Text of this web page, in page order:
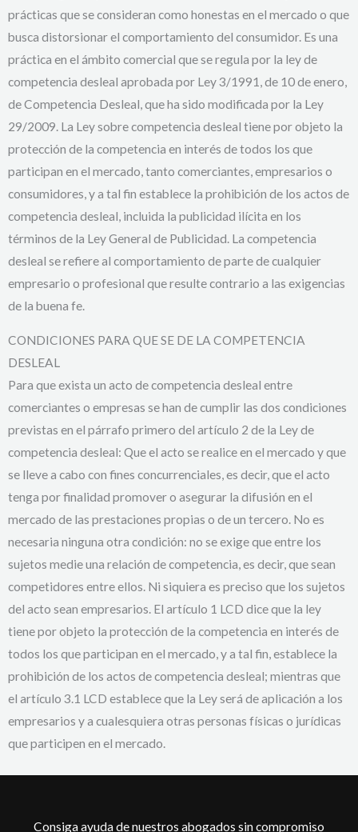
prácticas que se consideran como honestas en el mercado o que
busca distorsionar el comportamiento del consumidor. Es una
práctica en el ámbito comercial que se regula por la ley de
competencia desleal aprobada por Ley 3/1991, de 10 de enero,
de Competencia Desleal, que ha sido modificada por la Ley
29/2009. La Ley sobre competencia desleal tiene por objeto la
protección de la competencia en interés de todos los que
participan en el mercado, tanto comerciantes, empresarios o
consumidores, y a tal fin establece la prohibición de los actos de
competencia desleal, incluida la publicidad ilícita en los
términos de la Ley General de Publicidad. La competencia
desleal se refiere al comportamiento de parte de cualquier
empresario o profesional que resulte contrario a las exigencias
de la buena fe.
CONDICIONES PARA QUE SE DE LA COMPETENCIA
DESLEAL
Para que exista un acto de competencia desleal entre
comerciantes o empresas se han de cumplir las dos condiciones
previstas en el párrafo primero del artículo 2 de la Ley de
competencia desleal: Que el acto se realice en el mercado y que
se lleve a cabo con fines concurrenciales, es decir, que el acto
tenga por finalidad promover o asegurar la difusión en el
mercado de las prestaciones propias o de un tercero. No es
necesaria ninguna otra condición: no se exige que entre los
sujetos medie una relación de competencia, es decir, que sean
competidores entre ellos. Ni siquiera es preciso que los sujetos
del acto sean empresarios. El artículo 1 LCD dice que la ley
tiene por objeto la protección de la competencia en interés de
todos los que participan en el mercado, y a tal fin, establece la
prohibición de los actos de competencia desleal; mientras que
el artículo 3.1 LCD establece que la Ley será de aplicación a los
empresarios y a cualesquiera otras personas físicas o jurídicas
que participen en el mercado.
Consiga ayuda de nuestros abogados sin compromiso